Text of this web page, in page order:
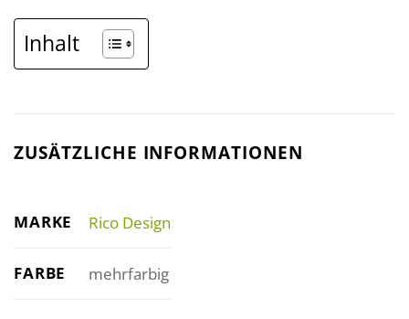
Inhalt
ZUSÄTZLICHE INFORMATIONEN
MARKE Rico Design
FARBE mehrfarbig